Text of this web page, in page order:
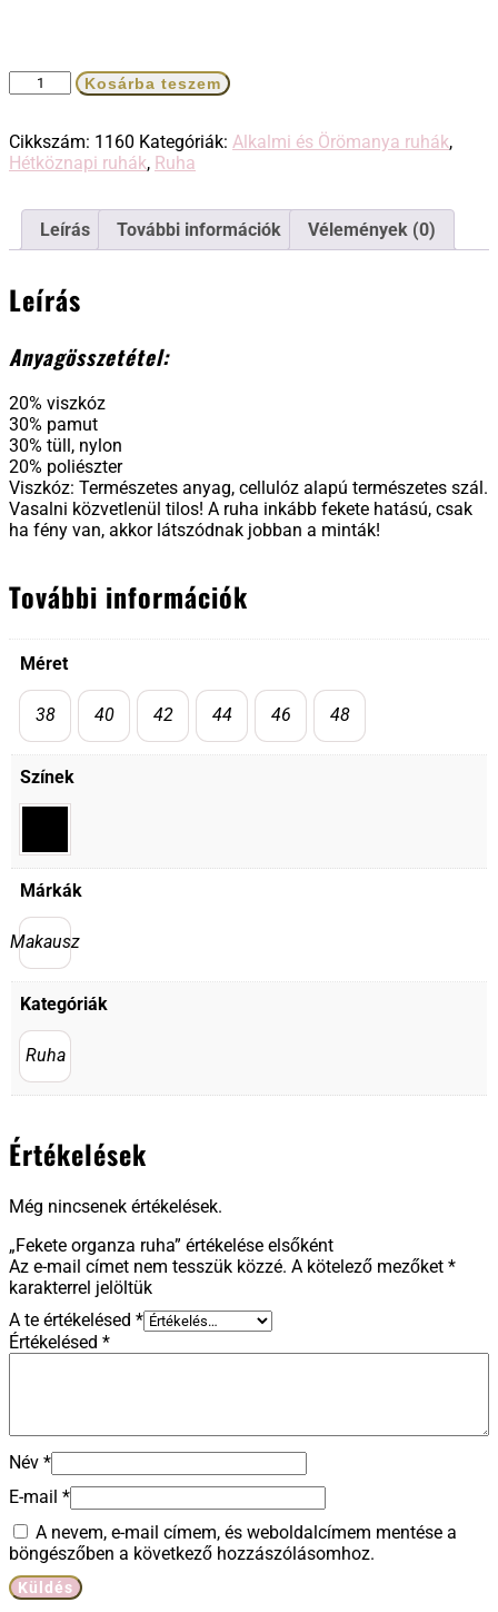
Fekete
mennyiség
Kosárba teszem
Cikkszám: 1160 Kategóriák: Alkalmi és Örömanya ruhák,
Hétköznapi ruhák, Ruha
Leírás További információk Vélemények (0)
Leírás
Anyagösszetétel:
20% viszkóz
30% pamut
30% tüll, nylon
20% poliészter
Viszkóz: Természetes anyag, cellulóz alapú természetes szál.
Vasalni közvetlenül tilos! A ruha inkább fekete hatású, csak
ha fény van, akkor látszódnak jobban a minták!
További információk
Méret
38 40 42 44 46 48
Színek
Márkák
Makausz
Kategóriák
Ruha
Értékelések
Még nincsenek értékelések.
„Fekete organza ruha” értékelése elsőként
Az e-mail címet nem tesszük közzé. A kötelező mezőket *
karakterrel jelöltük
A te értékelésed *
Értékelésed *
Név *
E-mail *
A nevem, e-mail címem, és weboldalcímem mentése a
böngészőben a következő hozzászólásomhoz.